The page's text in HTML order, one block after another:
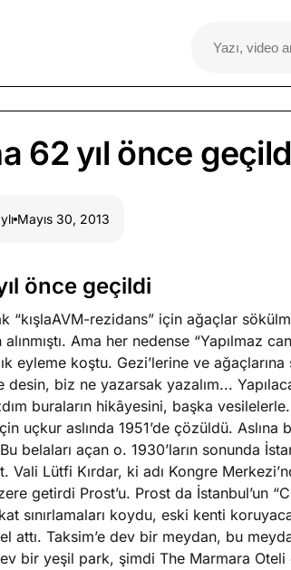
Spor Yazıları Otomobil
62 yıl önce
Mayıs 30, 2013
önce geçildi
“kışlaAVM-rezidans” için ağaçlar
Ama her nedense “Yapılmaz
eyleme koştu. Gezi’lerine ve
desin, biz ne yazarsak yazalım...
buraların hikâyesini, başka
uçkur aslında 1951’de çözüldü. Aslına
belaları açan o. 1930’ların sonunda
Vali Lütfi Kırdar, ki adı Kongre
getirdi Prost’u. Prost da İstanbul’un
sınırlamaları koydu, eski kenti
attı. Taksim’e dev bir meydan, bu
bir yeşil park, şimdi The Marmara